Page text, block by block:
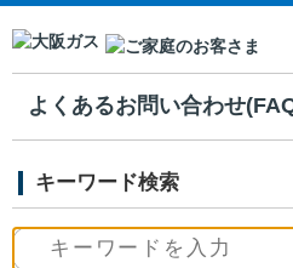
よくあるお問い合わせ
キーワード検索